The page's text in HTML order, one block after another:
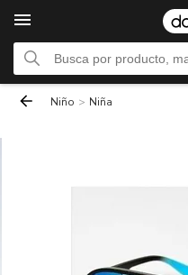
Niño > Niña